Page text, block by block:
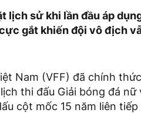
lịch sử khi lần đầu áp
gắt khiến đội vô địch
Nam (VFF) đã chính
thi đấu Giải bóng đá nữ
cột mốc 15 năm liên